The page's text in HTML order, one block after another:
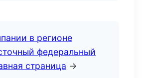
в регионе
федеральный
страница →